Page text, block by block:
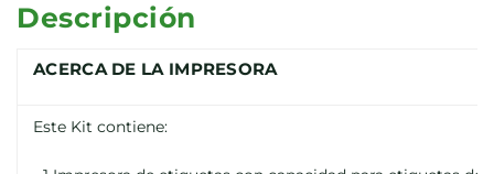
Descripción
ACERCA DE LA IMPRESORA
Este Kit contiene: